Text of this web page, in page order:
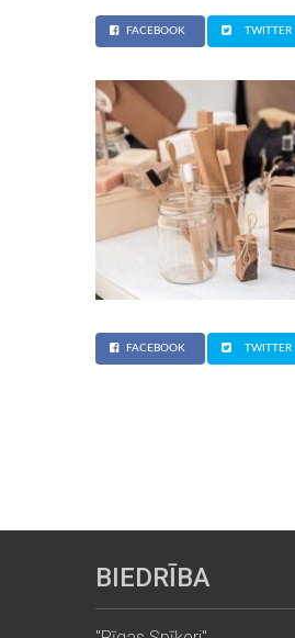
FACEBOOK TWITTER
FACEBOOK TWITTER
BIEDRĪBA